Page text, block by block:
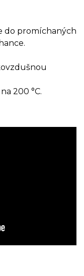
do promíchaných
200 °C.